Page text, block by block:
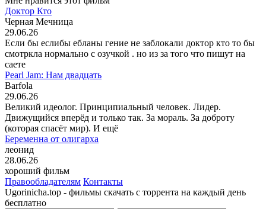
Доктор Кто
Черная Мечница
29.06.26
Если бы еслибы ебланы гение не заблокали доктор кто то бы
смотркла нормально с озучкой . но из за того что пишут на
саете
Pearl Jam: Нам двадцать
Barfola
29.06.26
Великий идеолог. Принципиальный человек. Лидер.
Движущийся вперёд и только так. За мораль. За доброту
(которая спасёт мир). И ещё
Беременна от олигарха
леонид
28.06.26
хороший фильм
Правообладателям Контакты
Ugorinicha.top - фильмы скачать с торрента на каждый день
бесплатно